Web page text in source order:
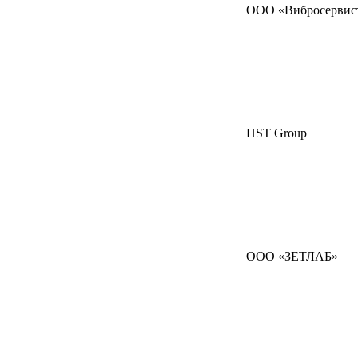
ООО
HST Group
ООО «ЗЕТЛАБ»